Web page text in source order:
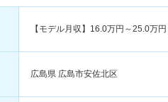
【モデル月収】 16.0万円～25.0万円
広島県 広島市安佐北区